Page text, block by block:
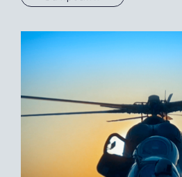
Осетії був нагороджений